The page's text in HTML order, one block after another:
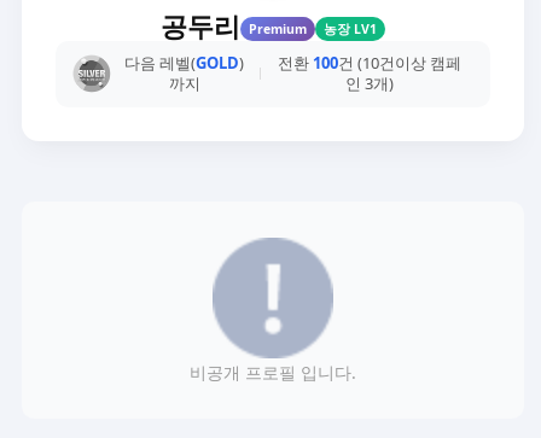
공두리 Premium 농장 LV1
다음 레벨(GOLD)
까지
전환 100건 (10건이상 캠페
인 3개)
비공개 프로필 입니다.